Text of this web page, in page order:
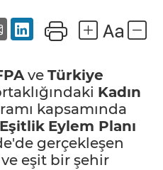
ve Türkiye
Kadın
kapsamında
Eylem Planı
gerçekleşen
eşit bir şehir